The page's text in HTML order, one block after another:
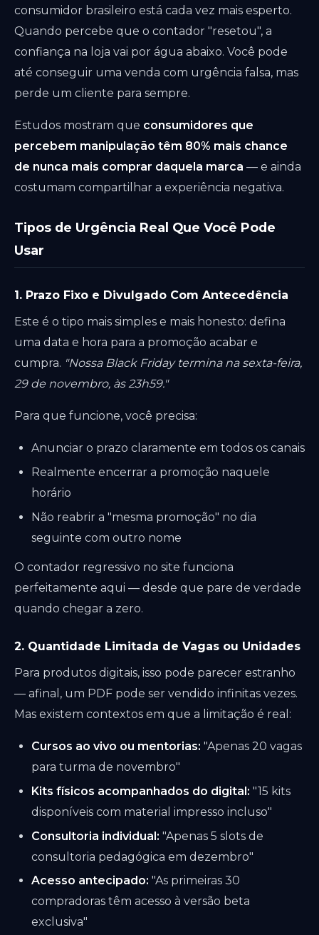
consumidor brasileiro está cada vez mais esperto.
Quando percebe que o contador "resetou", a
confiança na loja vai por água abaixo. Você pode
até conseguir uma venda com urgência falsa, mas
perde um cliente para sempre.
Estudos mostram que consumidores que
percebem manipulação têm 80% mais chance
de nunca mais comprar daquela marca — e ainda
costumam compartilhar a experiência negativa.
Tipos de Urgência Real Que Você Pode
Usar
1. Prazo Fixo e Divulgado Com Antecedência
Este é o tipo mais simples e mais honesto: defina
uma data e hora para a promoção acabar e
cumpra. "Nossa Black Friday termina na sexta-feira,
29 de novembro, às 23h59."
Para que funcione, você precisa:
Anunciar o prazo claramente em todos os canais
Realmente encerrar a promoção naquele
horário
Não reabrir a "mesma promoção" no dia
seguinte com outro nome
O contador regressivo no site funciona
perfeitamente aqui — desde que pare de verdade
quando chegar a zero.
2. Quantidade Limitada de Vagas ou Unidades
Para produtos digitais, isso pode parecer estranho
— afinal, um PDF pode ser vendido infinitas vezes.
Mas existem contextos em que a limitação é real:
Cursos ao vivo ou mentorias: "Apenas 20 vagas
para turma de novembro"
Kits físicos acompanhados do digital: "15 kits
disponíveis com material impresso incluso"
Consultoria individual: "Apenas 5 slots de
consultoria pedagógica em dezembro"
Acesso antecipado: "As primeiras 30
compradoras têm acesso à versão beta
exclusiva"